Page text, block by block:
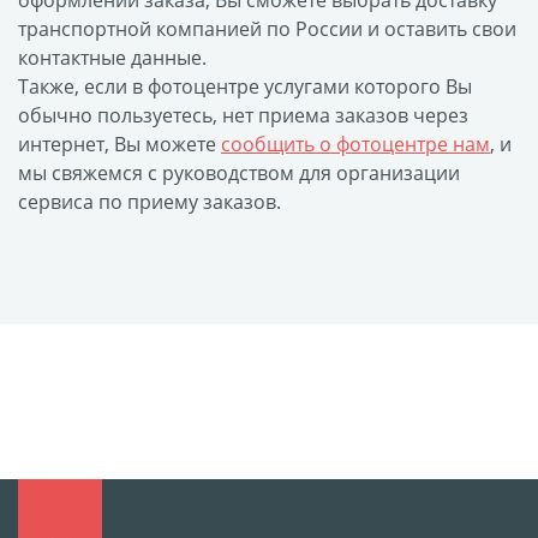
Выпускные виньетки
Рамки
Багет
Портрет ветерана
Бокс для карточек
Инстамагнит
Трюмо
Для животных
Фотокубик
транспортной компанией по России и оставить свои
контактные данные.
Также, если в фотоцентре услугами которого Вы
обычно пользуетесь, нет приема заказов через
интернет, Вы можете сообщить о фотоцентре нам, и
мы свяжемся с руководством для организации
сервиса по приему заказов.